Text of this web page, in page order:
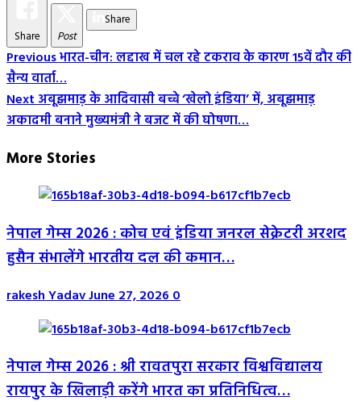
Share Post
Share
Post
Navigation
Previousभारत-चीन: लद्दाख में चल रहे टकराव के कारण 15वें दौर की
सैन्य वार्ता…
Nextअबूझमाड़ के आदिवासी बच्चे ‘खेलो इंडिया’ में, अबूझमाड़
अकादमी बनाने मुख्यमंत्री ने बजट में की घोषणा…
More Stories
नेपाल गेम्स 2026 : कोच एवं इंडिया जनरल सेक्रेटरी अरशद
हुसैन संभालेंगे भारतीय दल की कमान…
rakesh YadavJune 27, 20260
नेपाल गेम्स 2026 : श्री रावतपुरा सरकार विश्वविद्यालय
रायपुर के खिलाड़ी करेंगे भारत का प्रतिनिधित्व…